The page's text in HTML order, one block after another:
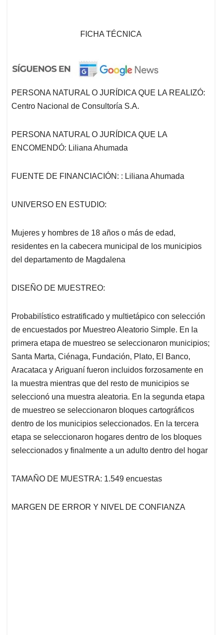
FICHA TÉCNICA
PERSONA NATURAL O JURÍDICA QUE LA REALIZÓ:
Centro Nacional de Consultoría S.A.
PERSONA NATURAL O JURÍDICA QUE LA
ENCOMENDÓ: Liliana Ahumada
FUENTE DE FINANCIACIÓN: : Liliana Ahumada
UNIVERSO EN ESTUDIO:
Mujeres y hombres de 18 años o más de edad,
residentes en la cabecera municipal de los municipios
del departamento de Magdalena
DISEÑO DE MUESTREO:
Probabilístico estratificado y multietápico con selección
de encuestados por Muestreo Aleatorio Simple. En la
primera etapa de muestreo se seleccionaron municipios;
Santa Marta, Ciénaga, Fundación, Plato, El Banco,
Aracataca y Ariguaní fueron incluidos forzosamente en
la muestra mientras que del resto de municipios se
seleccionó una muestra aleatoria. En la segunda etapa
de muestreo se seleccionaron bloques cartográficos
dentro de los municipios seleccionados. En la tercera
etapa se seleccionaron hogares dentro de los bloques
seleccionados y finalmente a un adulto dentro del hogar
TAMAÑO DE MUESTRA: 1.549 encuestas
MARGEN DE ERROR Y NIVEL DE CONFIANZA